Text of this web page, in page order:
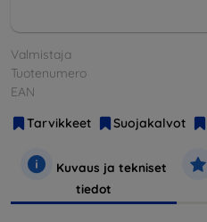
Valmistaja
Tuotenumero
EAN
Tarvikkeet
Suojakalvot
Kuvaus ja tekniset
tiedot